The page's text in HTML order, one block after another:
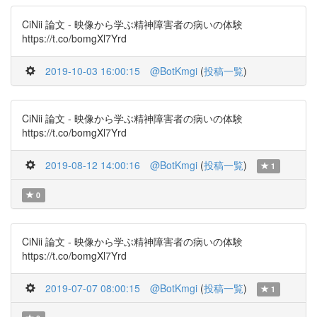
CiNii 論文 - 映像から学ぶ精神障害者の病いの体験
https://t.co/bomgXl7Yrd
2019-10-03 16:00:15 @BotKmgi (投稿一覧)
CiNii 論文 - 映像から学ぶ精神障害者の病いの体験
https://t.co/bomgXl7Yrd
2019-08-12 14:00:16 @BotKmgi (投稿一覧) 1
0
CiNii 論文 - 映像から学ぶ精神障害者の病いの体験
https://t.co/bomgXl7Yrd
2019-07-07 08:00:15 @BotKmgi (投稿一覧) 1